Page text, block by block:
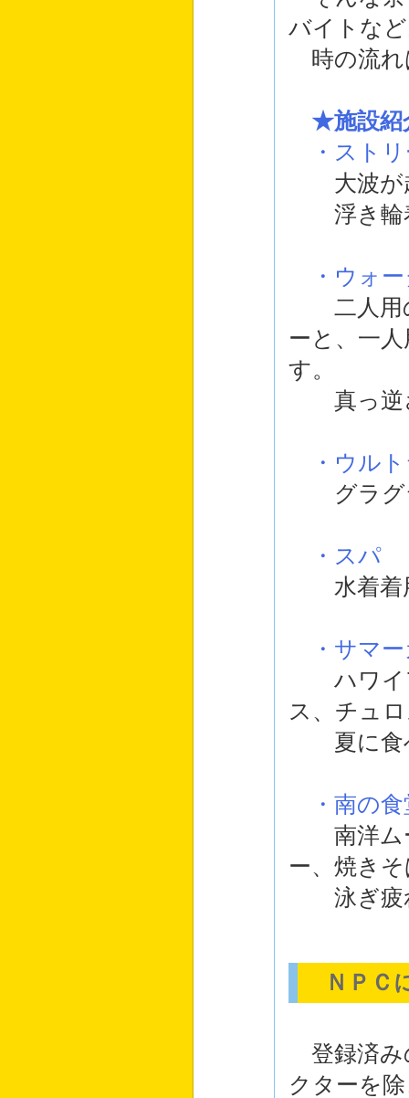
バイトな
時の流れ
★施設紹
・スト
大波が
浮き輪
・ウォ
二人用の
ーと、一
す。
真っ逆さ
・ウル
グラグラ
・スパ
水着着用
・サマ
ハワイア
ス、チュ
夏に食べ
・南の
南洋ムー
ー、焼き
泳ぎ疲れ
ＮＰＣ
登録済み
クターを